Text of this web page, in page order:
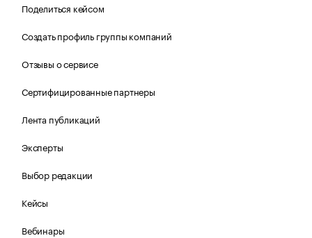
Поделиться кейсом
Создать профиль группы компаний
Отзывы о сервисе
Сертифицированные партнеры
Лента публикаций
Эксперты
Выбор редакции
Кейсы
Вебинары